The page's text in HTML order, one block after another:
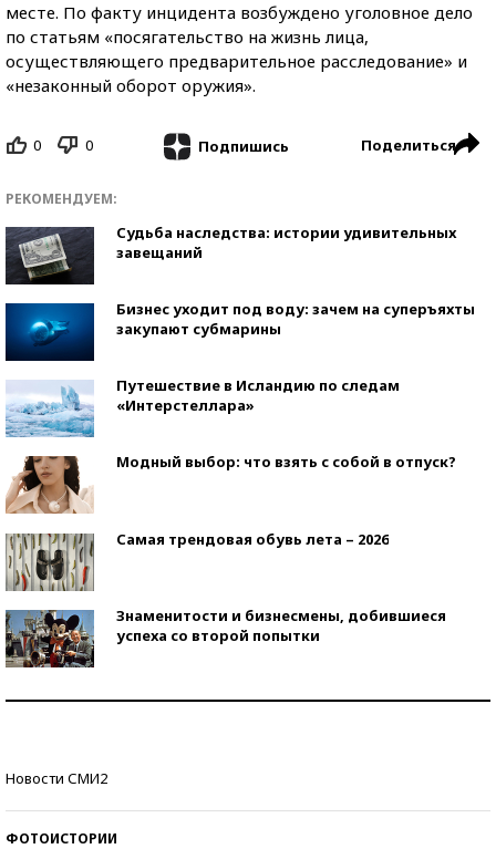
месте. По факту инцидента возбуждено уголовное дело
по статьям «посягательство на жизнь лица,
осуществляющего предварительное расследование» и
«незаконный оборот оружия».
0 0 Подпишись Поделиться
РЕКОМЕНДУЕМ:
Судьба наследства: истории удивительных
завещаний
Бизнес уходит под воду: зачем на суперъяхты
закупают субмарины
Путешествие в Исландию по следам
«Интерстеллара»
Модный выбор: что взять с собой в отпуск?
Самая трендовая обувь лета – 2026
Знаменитости и бизнесмены, добившиеся
успеха со второй попытки
Новости СМИ2
ФОТОИСТОРИИ